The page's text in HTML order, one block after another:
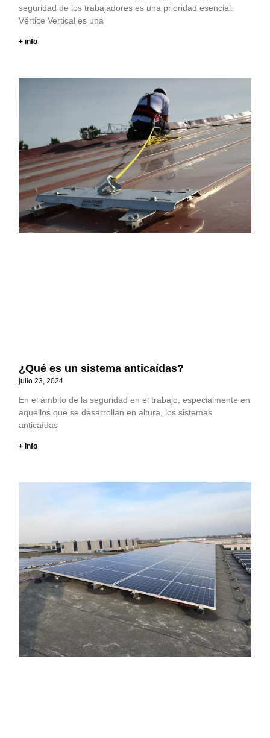
seguridad de los trabajadores es una prioridad esencial.
Vértice Vertical es una
+ info
¿Qué es un sistema anticaídas?
julio 23, 2024
En el ámbito de la seguridad en el trabajo, especialmente en
aquellos que se desarrollan en altura, los sistemas
anticaídas
+ info